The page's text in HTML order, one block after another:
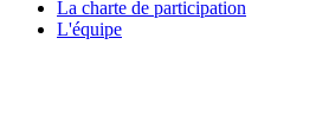
La charte de participation
L'équipe